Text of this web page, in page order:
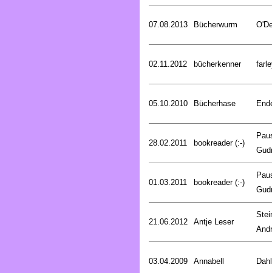
07.08.2013 Bücherwurm
02.11.2012 bücherkenner
05.10.2010 Bücherhase
28.02.2011 bookreader (:-)
01.03.2011 bookreader (:-)
21.06.2012 Antje Leser
03.04.2009 Annabell